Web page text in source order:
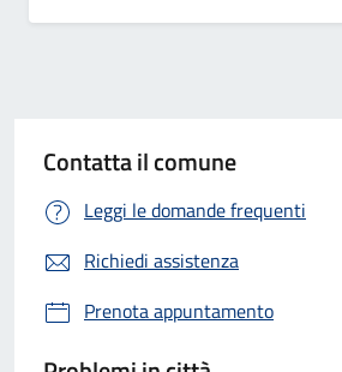
Contatta il comune
Leggi le domande frequenti
Richiedi assistenza
Prenota appuntamento